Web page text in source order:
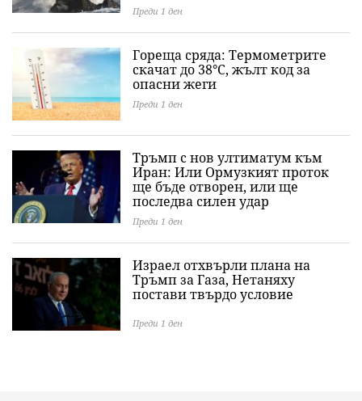
Преди 1 ден
Гореща сряда: Термометрите
скачат до 38°C, жълт код за
опасни жеги
Преди 1 ден
Тръмп с нов ултиматум към
Иран: Или Ормузкият проток
ще бъде отворен, или ще
последва силен удар
Преди 1 ден
Израел отхвърли плана на
Тръмп за Газа, Нетаняху
постави твърдо условие
Преди 1 ден